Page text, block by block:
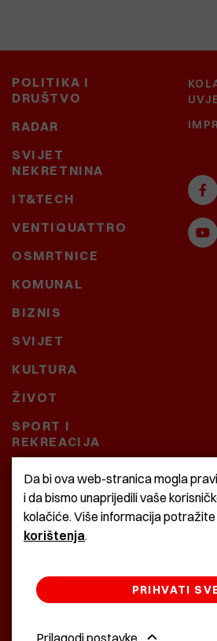
POLITIKA I
DRUŠTVO
RADAR
SVIJET
NEKRETNINA
IT&TECH
VENTIQUATTRO
OSMRTNICE
KOMUNAL
BIZNIS
SVIJET
KULTURA
ŽIVOT
SPORT I
REKREACIJA
CRNA KRONIKA
BAŠTARDINI I PRAVI
KRASNA ZEMLJA
Da bi ova web-stranica mogla
i da bismo unaprijedili vaše
kolačiće. Više informacija potražite
korištenja.
Prilagodi postavke
PRIHVATI